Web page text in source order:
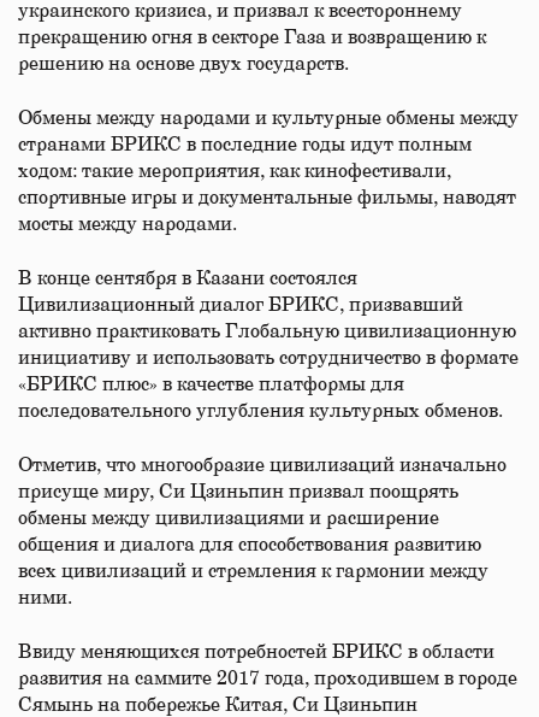
украинского кризиса, и призвал к всестороннему
прекращению огня в секторе Газа и возвращению к
решению на основе двух государств.
Обмены между народами и культурные обмены между
странами БРИКС в последние годы идут полным
ходом: такие мероприятия, как кинофестивали,
спортивные игры и документальные фильмы, наводят
мосты между народами.
В конце сентября в Казани состоялся
Цивилизационный диалог БРИКС, призвавший
активно практиковать Глобальную цивилизационную
инициативу и использовать сотрудничество в формате
«БРИКС плюс» в качестве платформы для
последовательного углубления культурных обменов.
Отметив, что многообразие цивилизаций изначально
присуще миру, Си Цзиньпин призвал поощрять
обмены между цивилизациями и расширение
общения и диалога для способствования развитию
всех цивилизаций и стремления к гармонии между
ними.
Ввиду меняющихся потребностей БРИКС в области
развития на саммите 2017 года, проходившем в городе
Сямынь на побережье Китая, Си Цзиньпин